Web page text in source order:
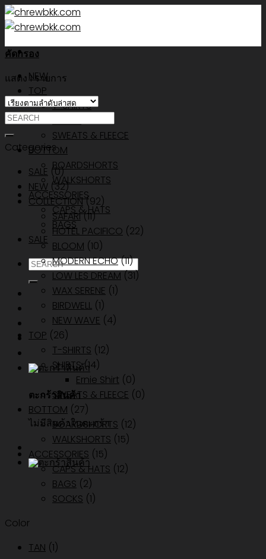
Skip
to
NEW
TOP
T-SHIRTS
SHIRTS
SWEATS & FLEECE
BOTTOM
BOARDSHORTS
WALKSHORTS
ACCESSORIES
CAPS & HATS
BAGS
SALE
ค้นหา:
ตะกร้าสินค้า
ไม่มีสินค้าในตะกร้า
คัดกรอง
แสดง 1 รายการ
ค้นหา:
Categories
SALE (0)
NEW (32)
COLLECTION(92)
SAFARI(11)
HOTEL PACIFICO (22)
BLOOM (10)
MODERN ECHO(11)
LOW LES DREAM (31)
WAX SERENE (1)
BIRDWELL (1)
NEW WAVE (4)
TOP (26)
T-SHIRTS (12)
SHIRTS(14)
Ernie Shirt (0)
SWEATS & FLEECE (0)
BOTTOM (27)
BOARDSHORTS (12)
WALKSHORTS (15)
ACCESSORIES (15)
CAPS & HATS (12)
BAGS (2)
SOCKS (1)
Color
TAN (1)